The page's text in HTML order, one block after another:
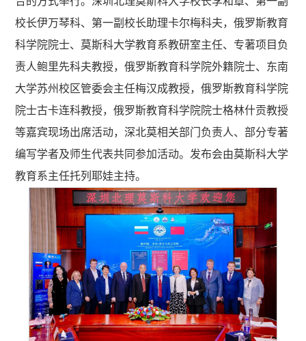
校长伊万琴科、第一副校长助理卡尔梅科夫，俄罗斯教育
科学院院士、莫斯科大学教育系教研室主任、专著项目负
责人鲍里先科夫教授，俄罗斯教育科学院外籍院士、东南
大学苏州校区管委会主任梅汉成教授，俄罗斯教育科学院
院士古卡连科教授，俄罗斯教育科学院院士格林什贡教授
等嘉宾现场出席活动，深北莫相关部门负责人、部分专著
编写学者及师生代表共同参加活动。发布会由莫斯科大学
教育系主任托列耶娃主持。